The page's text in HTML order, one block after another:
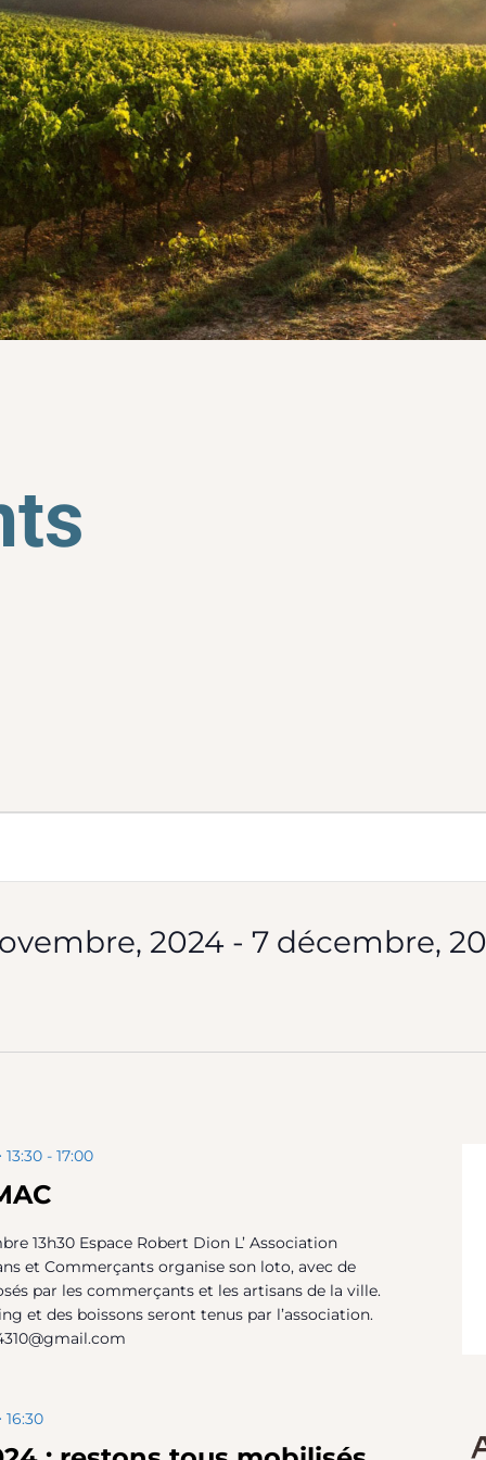
2024 - 7 décembre,
-17:00
13h30 Espace Robert Dion L’ Association
et Commerçants organise son loto, avec de
par les commerçants et les artisans de la ville.
et des boissons seront tenus par l’association.